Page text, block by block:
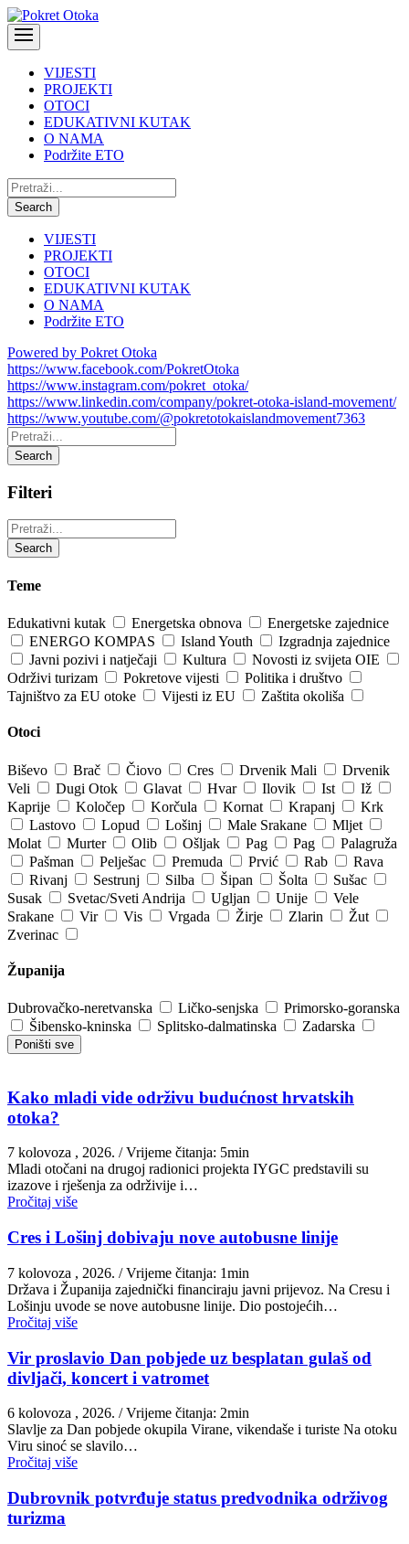
VIJESTI
PROJEKTI
OTOCI
EDUKATIVNI KUTAK
O NAMA
Podržite ETO
Pretraži:
Search
VIJESTI
PROJEKTI
OTOCI
EDUKATIVNI KUTAK
O NAMA
Podržite ETO
Powered by Pokret Otoka
https://www.facebook.com/PokretOtoka
https://www.instagram.com/pokret_otoka/
https://www.linkedin.com/company/pokret-otoka-island-movement/
https://www.youtube.com/@pokretotokaislandmovement7363
Pretraži:
Search
Filteri
Pretraži:
Search
Teme
Edukativni kutak Energetska obnova
Energetske zajednice
ENERGO KOMPAS
Island Youth
Izgradnja zajednice
Javni pozivi i natječaji
Kultura
Novosti iz svijeta OIE
Održivi turizam
Pokretove vijesti
Politika i društvo
Tajništvo za EU otoke
Vijesti iz EU Zaštita okoliša
Otoci
Biševo Brač Čiovo Cres Drvenik Mali
Drvenik
Veli
Dugi Otok Glavat Hvar Ilovik Ist
Iž
Kaprije
Koločep Korčula Kornat Krapanj
Krk
Lastovo
Lopud Lošinj Male Srakane
Mljet
Molat
Murter Olib Ošljak Pag Pag
Palagruža
Pašman
Pelješac Premuda Prvić Rab
Rava
Rivanj
Sestrunj Silba Šipan Šolta
Sušac
Susak
Svetac/Sveti Andrija Ugljan Unije
Vele
Srakane
Vir Vis Vrgada Žirje Zlarin
Žut
Zverinac
Županija
Dubrovačko-neretvanska Ličko-senjska
Primorsko-goranska
Šibensko-kninska
Splitsko-dalmatinska Zadarska
Poništi sve
Kako mladi vide održivu budućnost hrvatskih
otoka?
7 kolovoza , 2026. / Vrijeme čitanja: 5min
Mladi otočani na drugoj radionici projekta IYGC predstavili su
izazove i rješenja za održivije i…
Pročitaj više
Cres i Lošinj dobivaju nove autobusne linije
7 kolovoza , 2026. / Vrijeme čitanja: 1min
Država i Županija zajednički financiraju javni prijevoz. Na Cresu i
Lošinju uvode se nove autobusne linije. Dio postojećih…
Pročitaj više
Vir proslavio Dan pobjede uz besplatan gulaš od
divljači, koncert i vatromet
6 kolovoza , 2026. / Vrijeme čitanja: 2min
Slavlje za Dan pobjede okupila Virane, vikendaše i turiste Na otoku
Viru sinoć se slavilo…
Pročitaj više
Dubrovnik potvrđuje status predvodnika održivog
turizma